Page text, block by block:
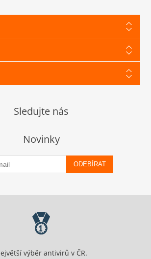
Sledujte nás
Novinky
ODEBÍRAT
výběr antivirů v ČR.